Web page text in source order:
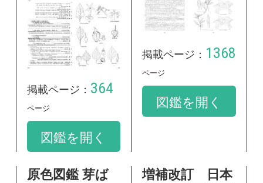
原色図鑑 芽ば
えとたね
出版社：全国農村教
育協会
掲載ページ：127
増補改訂 日本
鑑 第2巻
―Plant invader
500種―
出版社：全国農村教
育協会
出版年：2010